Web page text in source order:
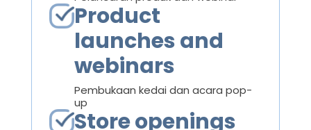
Product
launches and
webinars
Pembukaan kedai dan acara pop-
up
Store openings